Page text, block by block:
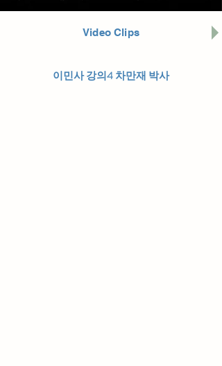
Video Clips
이민사 강의4 차만재 박사